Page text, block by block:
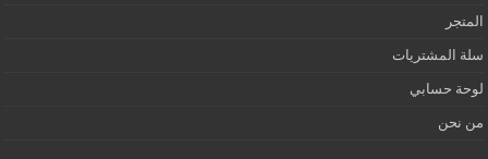
المتجر
سلة المشتريات
لوحة حسابي
من نحن